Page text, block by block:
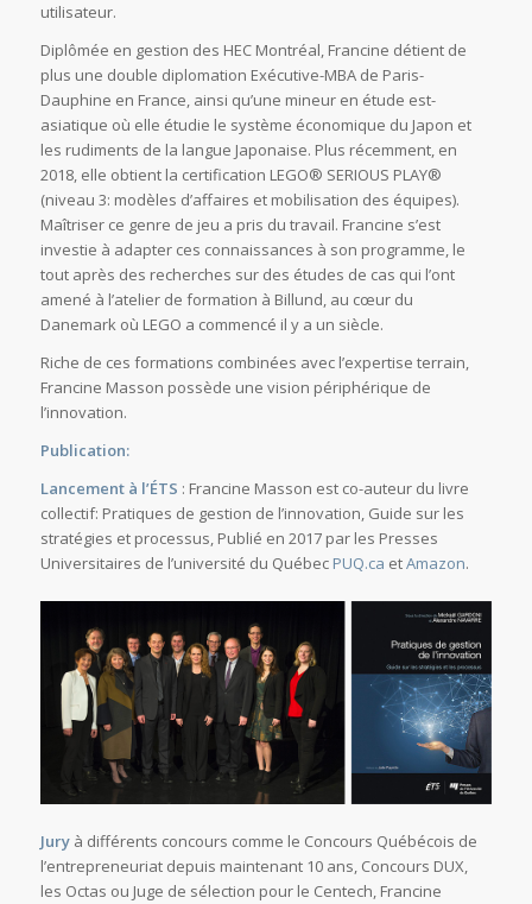
utilisateur.
Diplômée en gestion des HEC Montréal, Francine détient de
plus une double diplomation Exécutive-MBA de Paris-
Dauphine en France, ainsi qu’une mineur en étude est-
asiatique où elle étudie le système économique du Japon et
les rudiments de la langue Japonaise. Plus récemment, en
2018, elle obtient la certification LEGO® SERIOUS PLAY®
(niveau 3: modèles d’affaires et mobilisation des équipes).
Maîtriser ce genre de jeu a pris du travail. Francine s’est
investie à adapter ces connaissances à son programme, le
tout après des recherches sur des études de cas qui l’ont
amené à l’atelier de formation à Billund, au cœur du
Danemark où LEGO a commencé il y a un siècle.
Riche de ces formations combinées avec l’expertise terrain,
Francine Masson possède une vision périphérique de
l’innovation.
Publication:
Lancement à l’ÉTS : Francine Masson est co-auteur du livre
collectif: Pratiques de gestion de l’innovation, Guide sur les
stratégies et processus, Publié en 2017 par les Presses
Universitaires de l’université du Québec PUQ.ca etAmazon.
Juryà différents concours comme le Concours Québécois de
l’entrepreneuriat depuis maintenant 10 ans, Concours DUX,
les Octas ou Juge de sélection pour le Centech, Francine